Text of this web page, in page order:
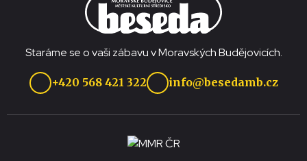
Staráme se o vaši zábavu v Moravských Budějovicích.
+420 568 421 322 info@besedamb.cz